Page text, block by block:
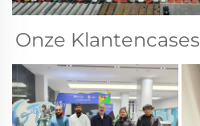
Onze Klantencases